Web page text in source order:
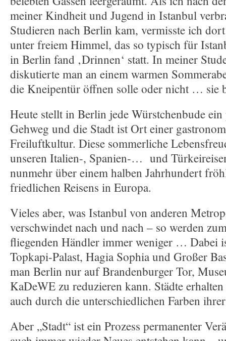
meiner Kindheit und Jugend in Istanbul
Studieren nach Berlin kam, vermisste ich
unter freiem Himmel, das so typisch für
in Berlin fand ‚Drinnen‘ statt. In meiner
diskutierte man an einem warmen
die Kneipentür öffnen solle oder nicht … sie
Heute stellt in Berlin jede Würstchenbude
Gehweg und die Stadt ist Ort einer
Freiluftkultur. Diese sommerliche
unseren Italien-, Spanien-… und
nunmehr über einem halben Jahrhundert
friedlichen Reisens in Europa.
Vieles aber, was Istanbul von anderen
verschwindet nach und nach – so werden
fliegenden Händler immer weniger … Dabei
Topkapi-Palast, Hagia Sophia und Großer
man Berlin nur auf Brandenburger Tor,
KaDeWE zu reduzieren kann. Städte
auch durch die unterschiedlichen Farben
Aber „Stadt“ ist ein Prozess permanenter